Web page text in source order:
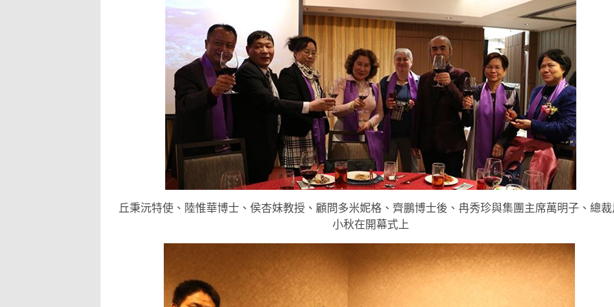
丘秉沅特使、陸惟華博士、侯杏妹教授、顧問多米妮格、齊鵬博士後、冉秀珍與集團主席萬明子、總裁
小秋在開幕式上